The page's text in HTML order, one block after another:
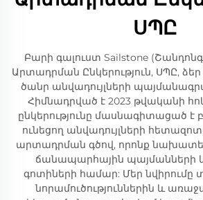
ՍՊԸ
Բարի գալուստ Sailstone
Արտադրման Ընկերություն, ՍՊԸ,
ծանր անվադույլների
Հիմնադրված է 2023 թվականի
ընկերությունը մասնագիտացած
ունեցող անվադույլների
արտադրման գծով, որոնք
ճանապարհային պայմանների
գոտիների համար: Մեր նվիրումը
նորամուծություններին և